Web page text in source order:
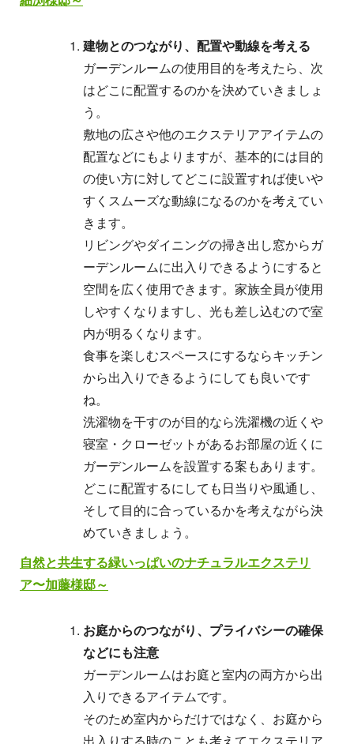
建物とのつながり、配置や動線を考える
ガーデンルームの使用目的を考えたら、次
はどこに配置するのかを決めていきましょ
う。
敷地の広さや他のエクステリアアイテムの
配置などにもよりますが、基本的には目的
の使い方に対してどこに設置すれば使いや
すくスムーズな動線になるのかを考えてい
きます。
リビングやダイニングの掃き出し窓からガ
ーデンルームに出入りできるようにすると
空間を広く使用できます。家族全員が使用
しやすくなりますし、光も差し込むので室
内が明るくなります。
食事を楽しむスペースにするならキッチン
から出入りできるようにしても良いです
ね。
洗濯物を干すのが目的なら洗濯機の近くや
寝室・クローゼットがあるお部屋の近くに
ガーデンルームを設置する案もあります。
どこに配置するにしても日当りや風通し、
そして目的に合っているかを考えながら決
めていきましょう。
自然と共生する緑いっぱいのナチュラルエクステリ
ア〜加藤様邸～
お庭からのつながり、プライバシーの確保
などにも注意
ガーデンルームはお庭と室内の両方から出
入りできるアイテムです。
そのため室内からだけではなく、お庭から
出入りする時のことも考えてエクステリア